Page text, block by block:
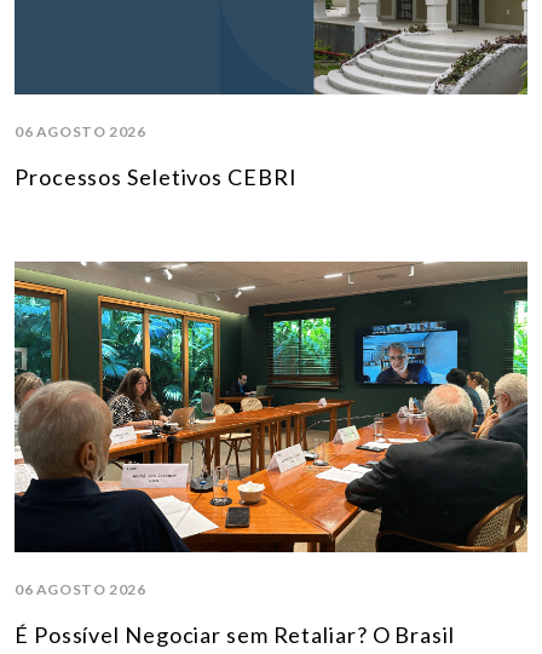
06 AGOSTO 2026
Processos Seletivos CEBRI
06 AGOSTO 2026
É Possível Negociar sem Retaliar? O Brasil